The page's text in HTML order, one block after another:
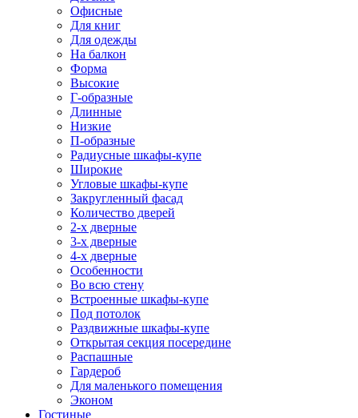
Офисные
Для книг
Для одежды
На балкон
Форма
Высокие
Г-образные
Длинные
Низкие
П-образные
Радиусные шкафы-купе
Широкие
Угловые шкафы-купе
Закругленный фасад
Количество дверей
2-х дверные
3-х дверные
4-х дверные
Особенности
Во всю стену
Встроенные шкафы-купе
Под потолок
Раздвижные шкафы-купе
Открытая секция посередине
Распашные
Гардероб
Для маленького помещения
Эконом
Гостиные